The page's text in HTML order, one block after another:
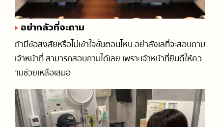
อย่ากลัวที่จะถาม
ถ้ามีข้อสงสัยหรือไม่เข้าใจขั้นตอนไหน อย่าลังเลที่จะสอบถาม
เจ้าหน้าที่ สามารถสอบถามได้เลย เพราะเจ้าหน้าที่ยินดีให้คว
ามช่วยเหลือเสมอ